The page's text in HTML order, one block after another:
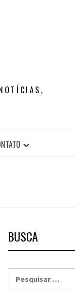
BUSCA